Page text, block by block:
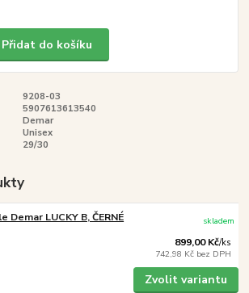
Přidat do košíku
9208-03
5907613613540
Demar
Unisex
29/30
Demar LUCKY B, ČERNÉ
899,00 Kč/ks
742,98 Kč bez DPH
skladem
Zvolit variantu